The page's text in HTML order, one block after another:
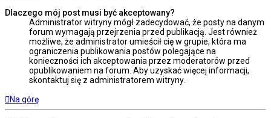
Dlaczego mój post musi być akceptowany?
Administrator witryny mógł zadecydować, że posty na danym
forum wymagają przejrzenia przed publikacją. Jest również
możliwe, że administrator umieścił cię w grupie, która ma
ograniczenia publikowania postów polegające na
konieczności ich akceptowania przez moderatorów przed
opublikowaniem na forum. Aby uzyskać więcej informacji,
skontaktuj się z administratorem witryny.
Na górę